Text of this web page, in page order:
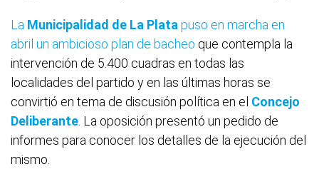
La Municipalidad de La Plata puso en marcha en
abril un ambicioso plan de bacheo que contempla la
intervención de 5.400 cuadras en todas las
localidades del partido y en las últimas horas se
convirtió en tema de discusión política en el Concejo
Deliberante . La oposición presentó un pedido de
informes para conocer los detalles de la ejecución del
mismo.